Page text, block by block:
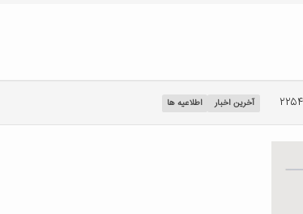
آخرین اخبار اطلاعیه ها